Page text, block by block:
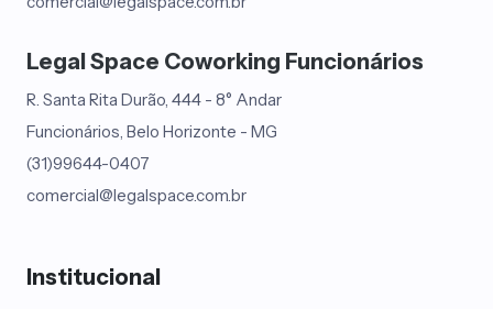
Legal Space Coworking Funcionários
R. Santa Rita Durão, 444 - 8° Andar
Funcionários, Belo Horizonte - MG
(31)99644-0407
comercial@legalspace.com.br
Institucional